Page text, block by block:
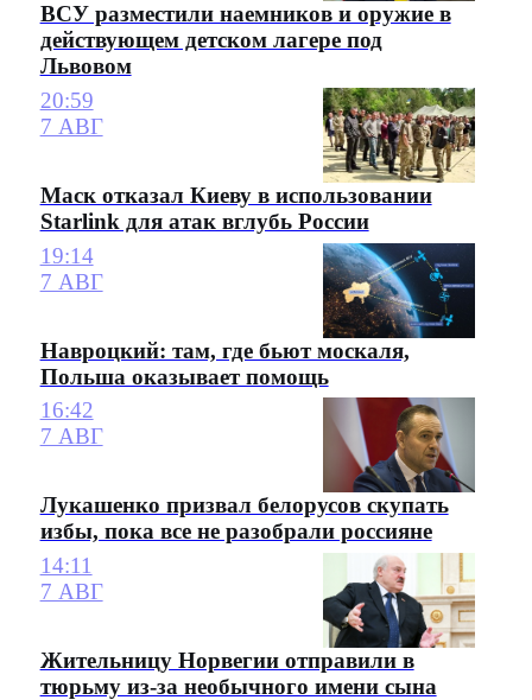
ВСУ разместили наемников и оружие в
действующем детском лагере под
Львовом
20:59
7 АВГ
Маск отказал Киеву в использовании
Starlink для атак вглубь России
19:14
7 АВГ
Навроцкий: там, где бьют москаля,
Польша оказывает помощь
16:42
7 АВГ
Лукашенко призвал белорусов скупать
избы, пока все не разобрали россияне
14:11
7 АВГ
Жительницу Норвегии отправили в
тюрьму из-за необычного имени сына